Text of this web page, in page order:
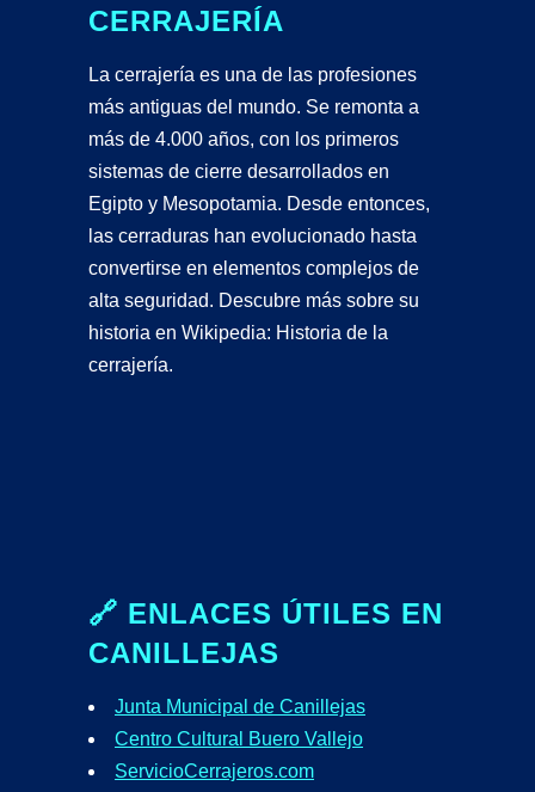
CERRAJERÍA
La cerrajería es una de las profesiones
más antiguas del mundo. Se remonta a
más de 4.000 años, con los primeros
sistemas de cierre desarrollados en
Egipto y Mesopotamia. Desde entonces,
las cerraduras han evolucionado hasta
convertirse en elementos complejos de
alta seguridad. Descubre más sobre su
historia en Wikipedia: Historia de la
cerrajería.
🔗 ENLACES ÚTILES EN
CANILLEJAS
Junta Municipal de Canillejas
Centro Cultural Buero Vallejo
ServicioCerrajeros.com